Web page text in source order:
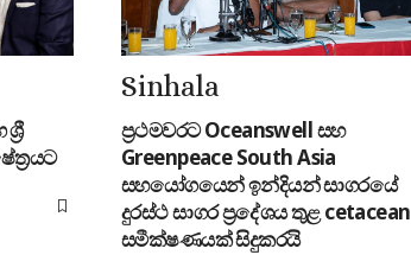
Sinhala
ප්‍රථමවරට Oceanswell සහ
Greenpeace South Asia
සහයෝගයෙන් ඉන්දියන් සාගරයේ
දුරස්ථ සාගර ප්‍රදේශය තුළ cetacean
සමීක්ෂණයක් සිදුකරයි